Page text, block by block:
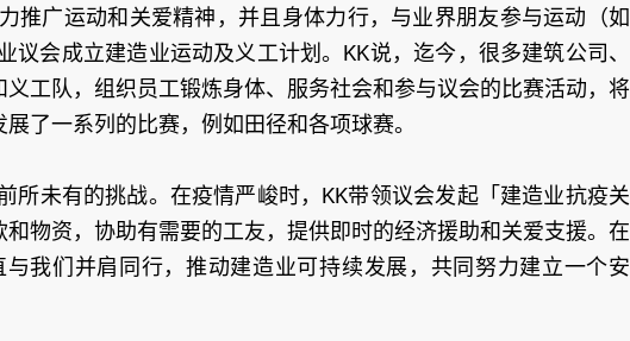
推广运动和关爱精神，并且身体力行，与业界朋友参与运动（如
会成立建造业运动及义工计划。KK说，迄今，很多建筑公司、
工队，组织员工锻炼身体、服务社会和参与议会的比赛活动，将
了一系列的比赛，例如田径和各项球赛。
所未有的挑战。在疫情严峻时，KK带领议会发起「建造业抗疫关
物资，协助有需要的工友，提供即时的经济援助和关爱支援。在
我们并肩同行，推动建造业可持续发展，共同努力建立一个安